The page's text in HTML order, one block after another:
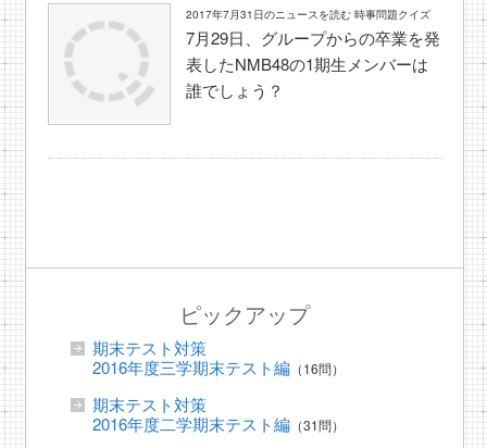
2017年7月31日のニュースを読む 時事問題クイズ
7月29日、グループからの卒業を発
表したNMB48の1期生メンバーは
誰でしょう？
ピックアップ
期末テスト対策
2016年度三学期末テスト編（16問）
期末テスト対策
2016年度二学期末テスト編（31問）